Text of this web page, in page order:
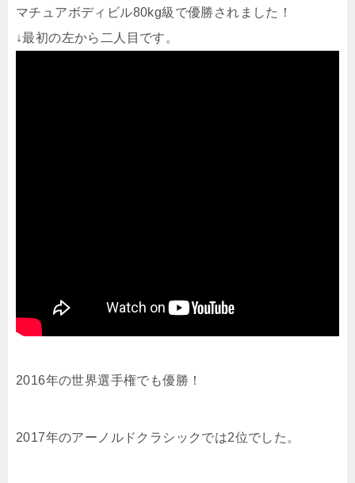
マチュアボディビル80kg級で優勝されました！
↓最初の左から二人目です。
2016年の世界選手権でも優勝！
2017年のアーノルドクラシックでは2位でした。